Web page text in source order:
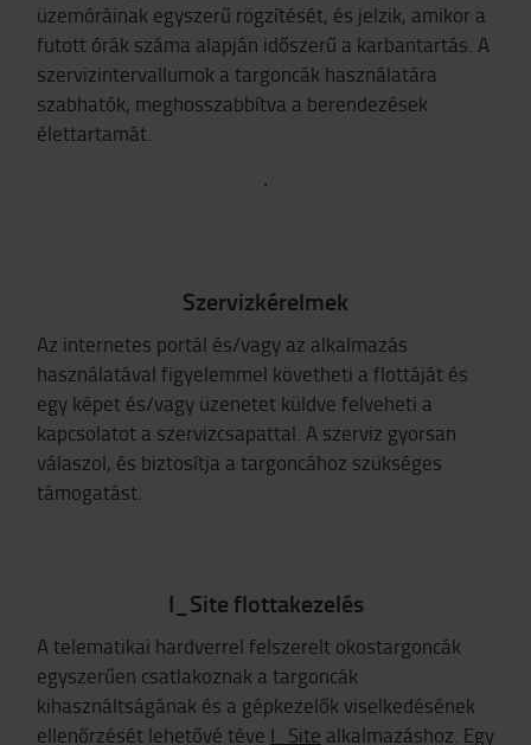
üzemóráinak egyszerű rögzítését, és jelzik, amikor a
futott órák száma alapján időszerű a karbantartás. A
szervizintervallumok a targoncák használatára
szabhatók, meghosszabbítva a berendezések
élettartamát.
.
Szervizkérelmek
Az internetes portál és/vagy az alkalmazás
használatával figyelemmel követheti a flottáját és
egy képet és/vagy üzenetet küldve felveheti a
kapcsolatot a szervizcsapattal. A szerviz gyorsan
válaszol, és biztosítja a targoncához szükséges
támogatást.
I_Site flottakezelés
A telematikai hardverrel felszerelt okostargoncák
egyszerűen csatlakoznak a targoncák
kihasználtságának és a gépkezelők viselkedésének
ellenőrzését lehetővé téve I_Site alkalmazáshoz. Egy